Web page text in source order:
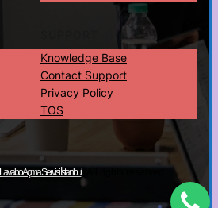
Knowledge Base
Contact Support
Privacy Policy
TOS
Lavabo Açma Servisi İstanbul· All rights reserved